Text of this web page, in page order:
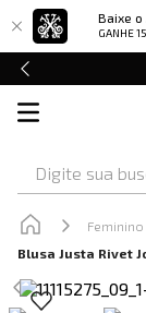
Baixe o
GANHE
Feminino
Blusa Justa Rivet